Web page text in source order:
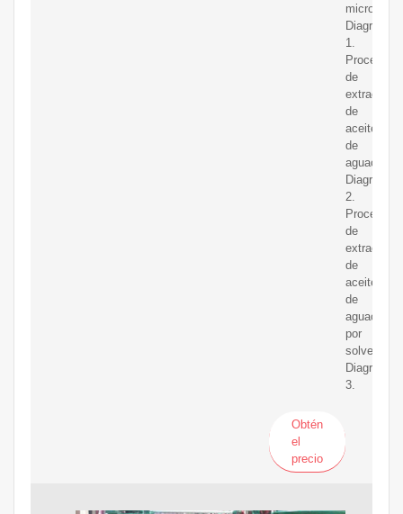
Diagrama
1.
Procesos
de
extracción
de
aceite
de
aguacate
Diagrama
2.
Proceso
de
extracción
de
aceite
de
aguacate
por
solventes
Diagrama
3.
Obtén
el
precio